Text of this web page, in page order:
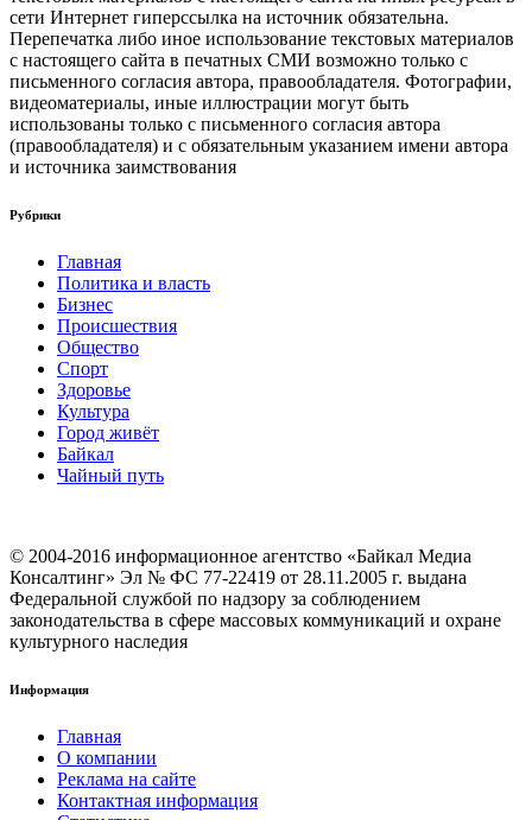
сети Интернет гиперссылка на источник обязательна.
Перепечатка либо иное использование текстовых материалов
с настоящего сайта в печатных СМИ возможно только с
письменного согласия автора, правообладателя. Фотографии,
видеоматериалы, иные иллюстрации могут быть
использованы только с письменного согласия автора
(правообладателя) и с обязательным указанием имени автора
и источника заимствования
Рубрики
Главная
Политика и власть
Бизнес
Происшествия
Общество
Cпорт
Здоровье
Культура
Город живёт
Байкал
Чайный путь
© 2004-2016 информационное агентство «Байкал Медиа
Консалтинг» Эл № ФС 77-22419 от 28.11.2005 г. выдана
Федеральной службой по надзору за соблюдением
законодательства в сфере массовых коммуникаций и охране
культурного наследия
Информация
Главная
О компании
Реклама на сайте
Контактная информация